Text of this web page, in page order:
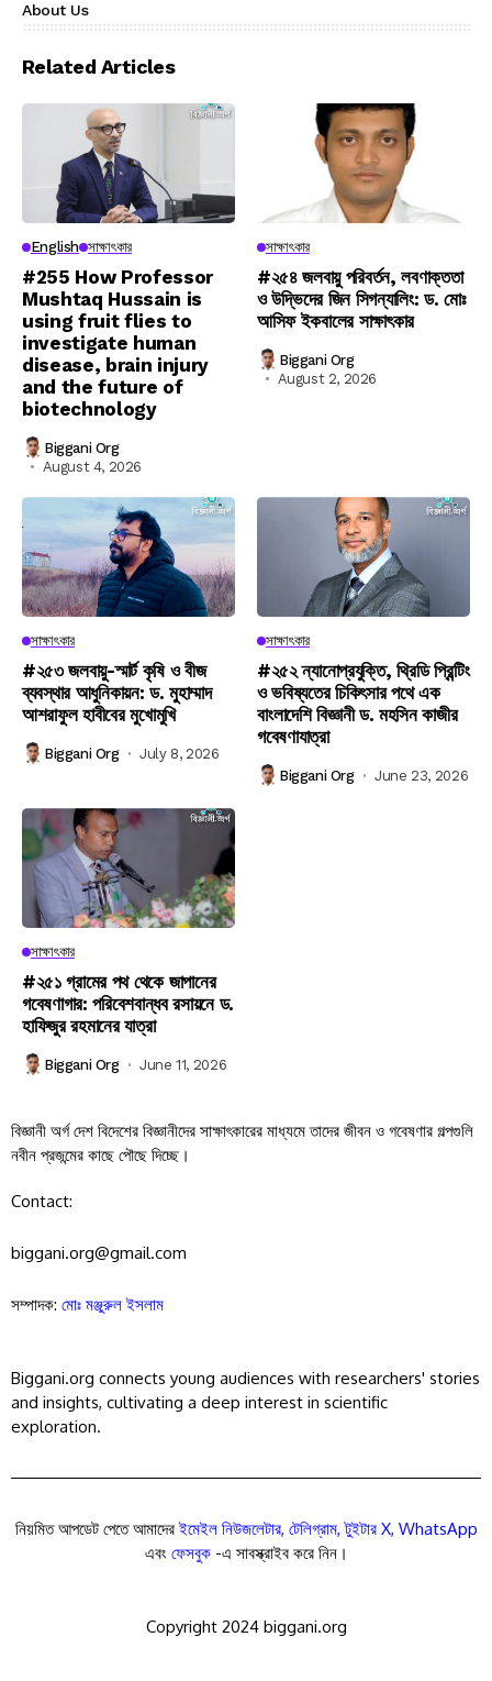
About Us
Related Articles
English সাক্ষাৎকার
#255 How Professor
Mushtaq Hussain is
using fruit flies to
investigate human
disease, brain injury
and the future of
biotechnology
Biggani Org
August 4, 2026
সাক্ষাৎকার
#২৫৪ জলবায়ু পরিবর্তন, লবণাক্ততা
ও উদ্ভিদের জিন সিগন্যালিং: ড. মোঃ
আসিফ ইকবালের সাক্ষাৎকার
Biggani Org
August 2, 2026
সাক্ষাৎকার
#২৫৩ জলবায়ু-স্মার্ট কৃষি ও বীজ
ব্যবস্থার আধুনিকায়ন: ড. মুহাম্মাদ
আশরাফুল হাবীবের মুখোমুখি
Biggani Org July 8, 2026
সাক্ষাৎকার
#২৫২ ন্যানোপ্রযুক্তি, থ্রিডি প্রিন্টিং
ও ভবিষ্যতের চিকিৎসার পথে এক
বাংলাদেশি বিজ্ঞানী ড. মহসিন কাজীর
গবেষণাযাত্রা
Biggani Org June 23, 2026
সাক্ষাৎকার
#২৫১ গ্রামের পথ থেকে জাপানের
গবেষণাগার: পরিবেশবান্ধব রসায়নে ড.
হাফিজুর রহমানের যাত্রা
Biggani Org June 11, 2026
বিজ্ঞানী অর্গ দেশ বিদেশের বিজ্ঞানীদের সাক্ষাৎকারের মাধ্যমে তাদের জীবন ও গবেষণার গল্পগুলি
নবীন প্রজন্মের কাছে পৌছে দিচ্ছে।
Contact:
biggani.org@gmail.com
সম্পাদক: মোঃ মঞ্জুরুল ইসলাম
Biggani.org connects young audiences with researchers' stories
and insights, cultivating a deep interest in scientific
exploration.
নিয়মিত আপডেট পেতে আমাদেরইমেইল নিউজলেটার, টেলিগ্রাম,টুইটার X, WhatsApp
এবং ফেসবুক-এ সাবস্ক্রাইব করে নিন।
Copyright 2024 biggani.org